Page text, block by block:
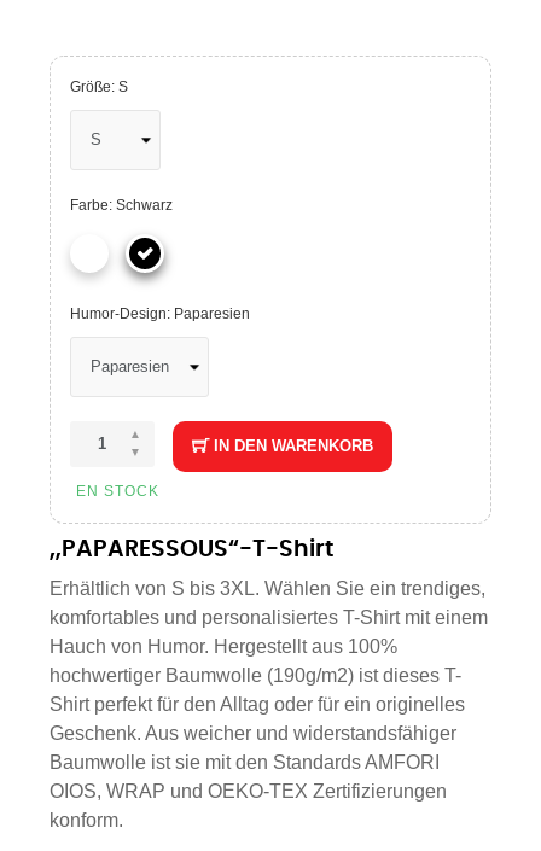
Größe: S
Farbe: Schwarz
Humor-Design: Paparesien
IN DEN WARENKORB
EN STOCK
„PAPARESSOUS“-T-Shirt
Erhältlich von S bis 3XL. Wählen Sie ein trendiges,
komfortables und personalisiertes T-Shirt mit einem
Hauch von Humor. Hergestellt aus 100%
hochwertiger Baumwolle (190g/m2) ist dieses T-
Shirt perfekt für den Alltag oder für ein originelles
Geschenk. Aus weicher und widerstandsfähiger
Baumwolle ist sie mit den Standards AMFORI
OIOS, WRAP und OEKO-TEX Zertifizierungen
konform.